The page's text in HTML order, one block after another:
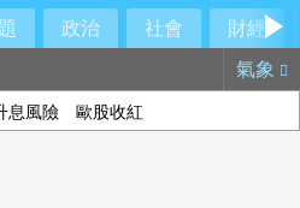
政治 社會
財經
氣象
息風險 歐股收紅